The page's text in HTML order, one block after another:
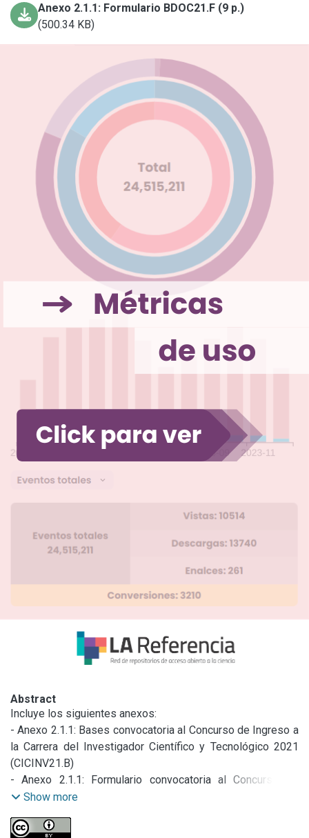
Anexo 2.1.1: Formulario BDOC21.F (9 p.)
(500.34 KB)
Abstract
Incluye los siguientes anexos:
- Anexo 2.1.1: Bases convocatoria al Concurso de Ingreso a
la Carrera del Investigador Científico y Tecnológico 2021
(CICINV21.B)
- Anexo 2.1.1: Formulario convocatoria al Concurso de
Ingreso a la Carrera del Investigador Científico y
- Anexo 2.2.1: Bases convocatoria al Concurso de Becas
Show more